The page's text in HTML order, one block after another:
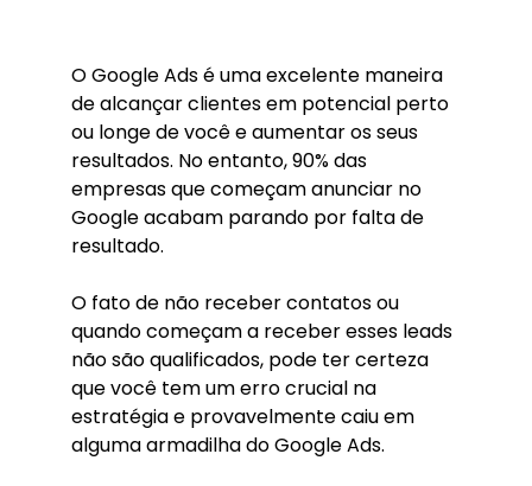
O Google Ads é uma excelente maneira
de alcançar clientes em potencial perto
ou longe de você e aumentar os seus
resultados. No entanto, 90% das
empresas que começam anunciar no
Google acabam parando por falta de
resultado.
O fato de não receber contatos ou
quando começam a receber esses leads
não são qualificados, pode ter certeza
que você tem um erro crucial na
estratégia e provavelmente caiu em
alguma armadilha do Google Ads.